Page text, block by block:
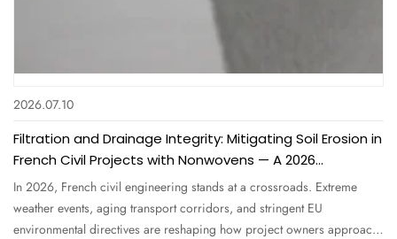
2026.07.10
Filtration and Drainage Integrity: Mitigating Soil Erosion in
French Civil Projects with Nonwovens — A 2026
Comprehensive Guide for Engineers and Buyers
In 2026, French civil engineering stands at a crossroads. Extreme
weather events, aging transport corridors, and stringent EU
environmental directives are reshaping how project owners approach